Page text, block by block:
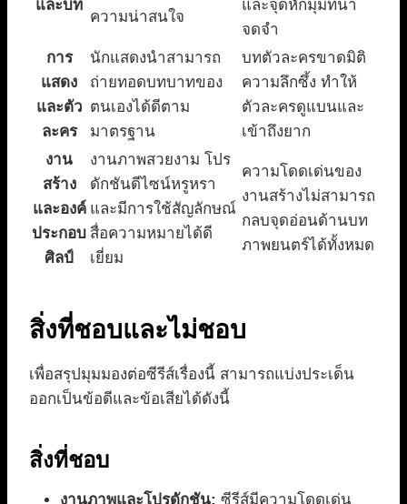
และบท
ความน่าสนใจ
และจุดหักมุมที่น่า
จดจำ
การ
แสดง
และตัว
ละคร
นักแสดงนำสามารถ
ถ่ายทอดบทบาทของ
ตนเองได้ดีตาม
มาตรฐาน
บทตัวละครขาดมิติ
ความลึกซึ้ง ทำให้
ตัวละครดูแบนและ
เข้าถึงยาก
งาน
สร้าง
และองค์
ประกอบ
ศิลป์
งานภาพสวยงาม โปร
ดักชันดีไซน์หรูหรา
และมีการใช้สัญลักษณ์
สื่อความหมายได้ดี
เยี่ยม
ความโดดเด่นของ
งานสร้างไม่สามารถ
กลบจุดอ่อนด้านบท
ภาพยนตร์ได้ทั้งหมด
สิ่งที่ชอบและไม่ชอบ
เพื่อสรุปมุมมองต่อซีรีส์เรื่องนี้ สามารถแบ่งประเด็น
ออกเป็นข้อดีและข้อเสียได้ดังนี้
สิ่งที่ชอบ
งานภาพและโปรดักชัน: ซีรีส์มีความโดดเด่น